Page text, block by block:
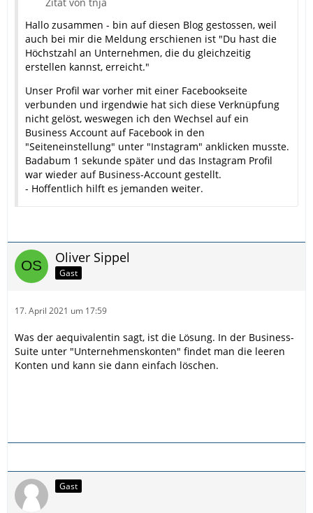
Hallo zusammen - bin auf diesen Blog gestossen, weil
auch bei mir die Meldung erschienen ist "Du hast die
Höchstzahl an Unternehmen, die du gleichzeitig
erstellen kannst, erreicht."
Unser Profil war vorher mit einer Facebookseite
verbunden und irgendwie hat sich diese Verknüpfung
nicht gelöst, weswegen ich den Wechsel auf ein
Business Account auf Facebook in den
"Seiteneinstellung" unter "Instagram" anklicken musste.
Badabum 1 sekunde später und das Instagram Profil
war wieder auf Business-Account gestellt.
- Hoffentlich hilft es jemanden weiter.
Oliver Sippel
Gast
17. April 2021 um 17:59
Was der aequivalentin sagt, ist die Lösung. In der Business-
Suite unter "Unternehmenskonten" findet man die leeren
Konten und kann sie dann einfach löschen.
Gast